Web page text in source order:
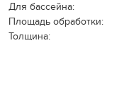
Для бассейна:
Площадь обработки:
Толщина: